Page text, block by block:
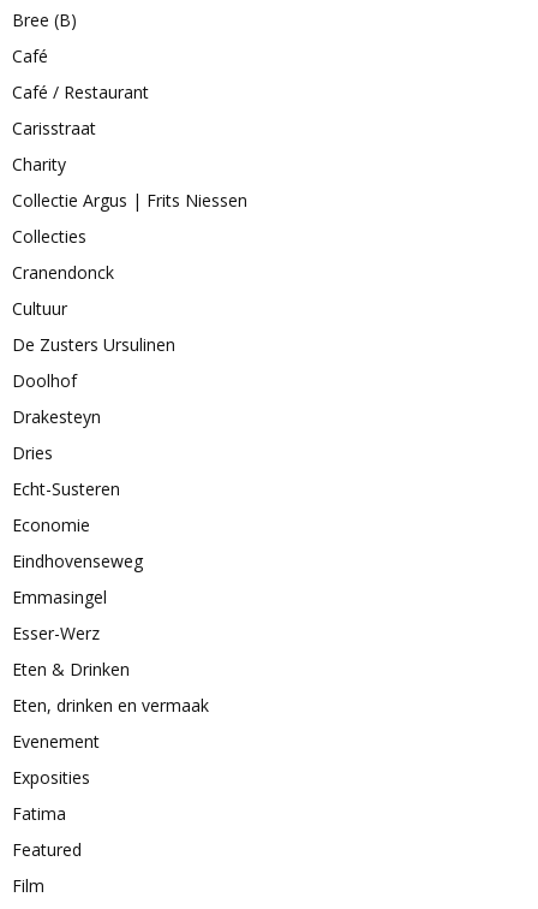
Bree (B)
Café
Café / Restaurant
Carisstraat
Charity
Collectie Argus | Frits Niessen
Collecties
Cranendonck
Cultuur
De Zusters Ursulinen
Doolhof
Drakesteyn
Dries
Echt-Susteren
Economie
Eindhovenseweg
Emmasingel
Esser-Werz
Eten & Drinken
Eten, drinken en vermaak
Evenement
Exposities
Fatima
Featured
Film